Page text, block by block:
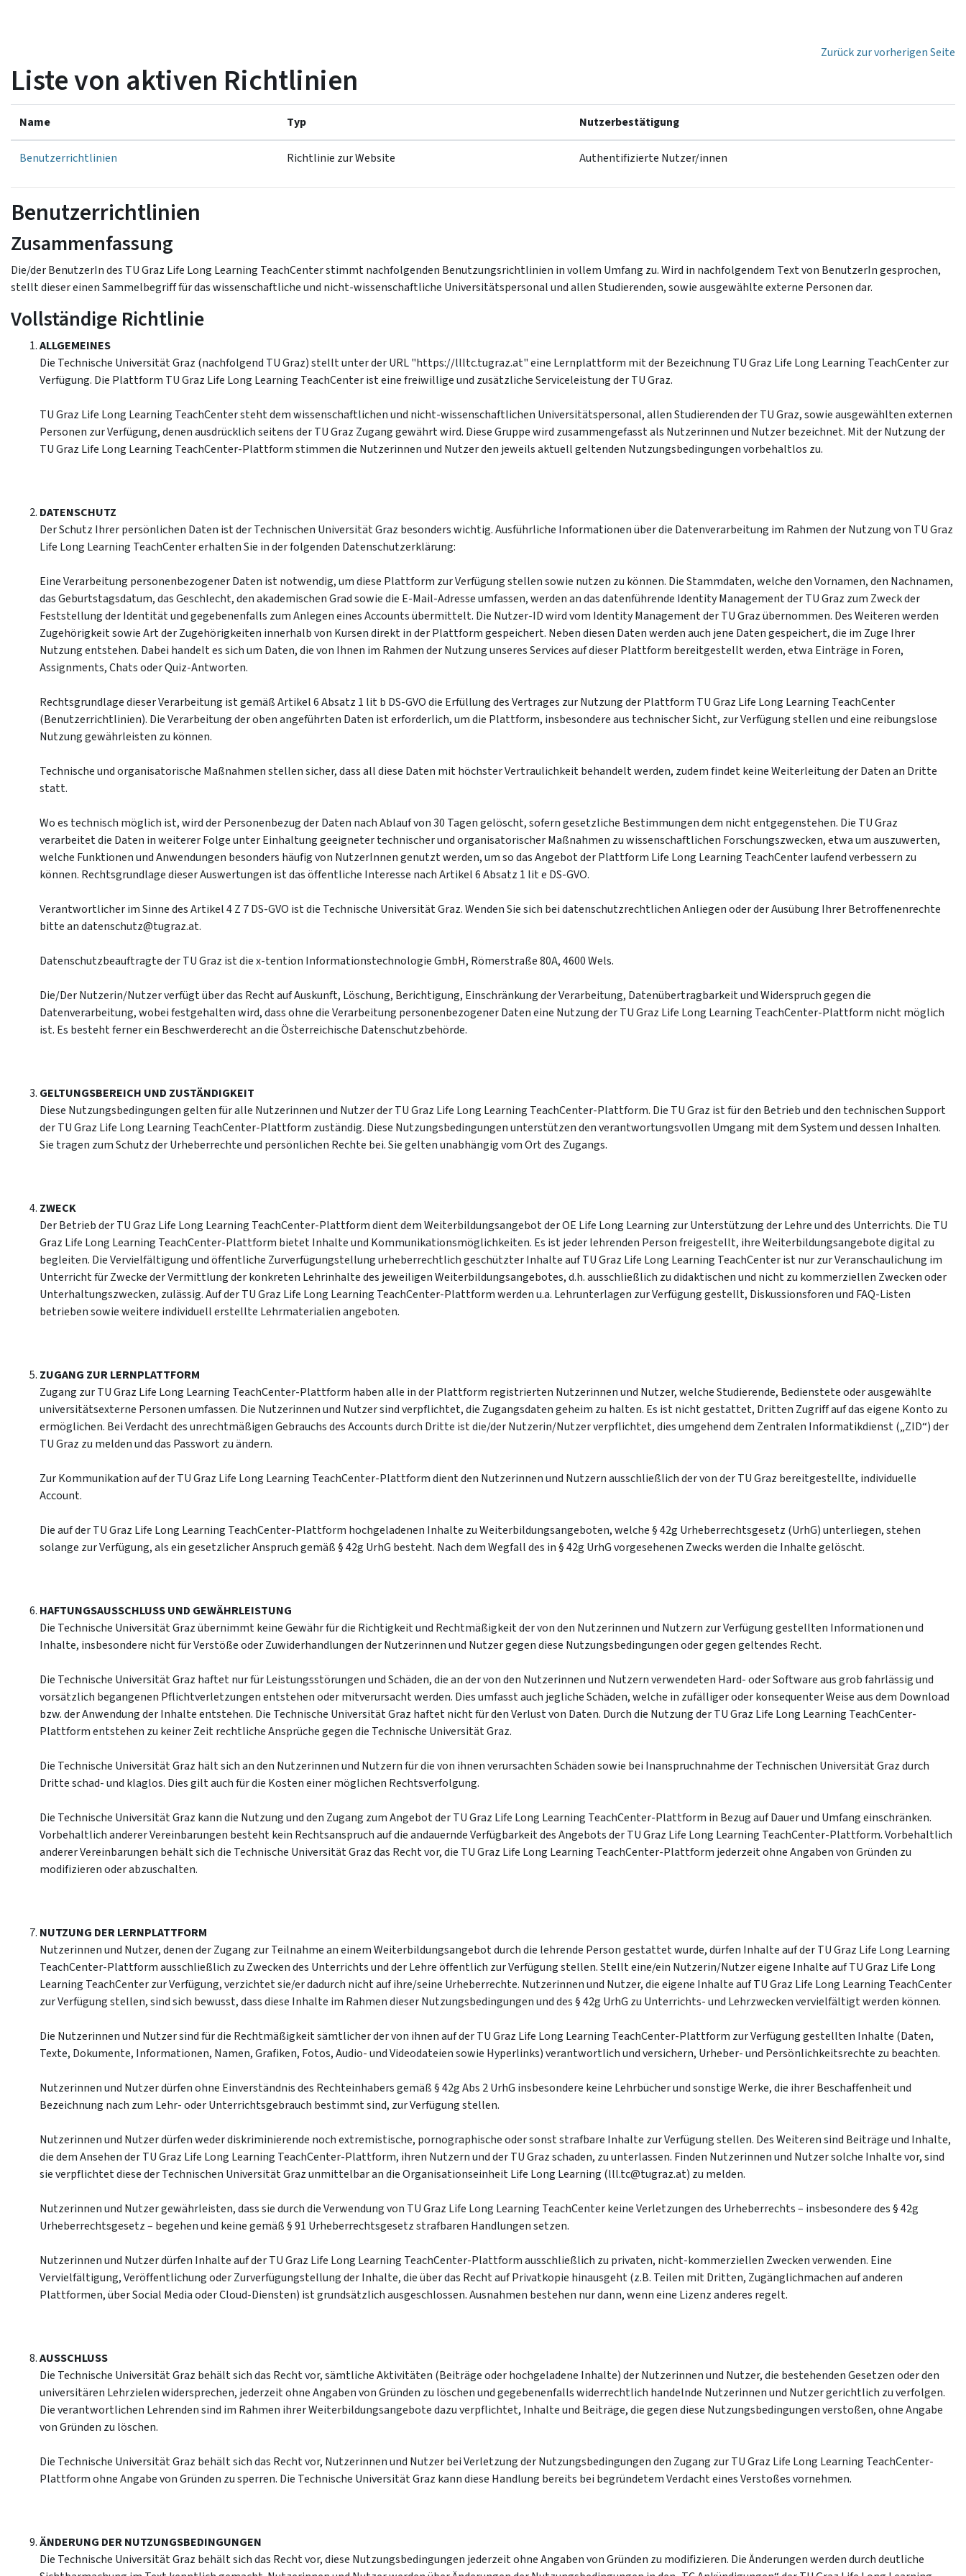
Zurück zur vorherigen Seite
Liste von aktiven Richtlinien
Name Typ Nutzerbestätigung
Benutzerrichtlinien Richtlinie zur Website Authentifizierte Nutzer/innen
Benutzerrichtlinien
Zusammenfassung
Die/der BenutzerIn des TU Graz Life Long Learning TeachCenter stimmt nachfolgenden Benutzungsrichtlinien in vollem Umfang zu. Wird in nachfolgendem Text von BenutzerIn gesprochen,
stellt dieser einen Sammelbegriff für das wissenschaftliche und nicht-wissenschaftliche Universitätspersonal und allen Studierenden, sowie ausgewählte externe Personen dar.
Vollständige Richtlinie
ALLGEMEINES
Die Technische Universität Graz (nachfolgend TU Graz) stellt unter der URL "https://llltc.tugraz.at" eine Lernplattform mit der Bezeichnung TU Graz Life Long Learning TeachCenter zur
Verfügung. Die Plattform TU Graz Life Long Learning TeachCenter ist eine freiwillige und zusätzliche Serviceleistung der TU Graz.
TU Graz Life Long Learning TeachCenter steht dem wissenschaftlichen und nicht-wissenschaftlichen Universitätspersonal, allen Studierenden der TU Graz, sowie ausgewählten externen
Personen zur Verfügung, denen ausdrücklich seitens der TU Graz Zugang gewährt wird. Diese Gruppe wird zusammengefasst als Nutzerinnen und Nutzer bezeichnet. Mit der Nutzung der
TU Graz Life Long Learning TeachCenter-Plattform stimmen die Nutzerinnen und Nutzer den jeweils aktuell geltenden Nutzungsbedingungen vorbehaltlos zu.
DATENSCHUTZ
Der Schutz Ihrer persönlichen Daten ist der Technischen Universität Graz besonders wichtig. Ausführliche Informationen über die Datenverarbeitung im Rahmen der Nutzung von TU Graz
Life Long Learning TeachCenter erhalten Sie in der folgenden Datenschutzerklärung:
Eine Verarbeitung personenbezogener Daten ist notwendig, um diese Plattform zur Verfügung stellen sowie nutzen zu können. Die Stammdaten, welche den Vornamen, den Nachnamen,
das Geburtstagsdatum, das Geschlecht, den akademischen Grad sowie die E-Mail-Adresse umfassen, werden an das datenführende Identity Management der TU Graz zum Zweck der
Feststellung der Identität und gegebenenfalls zum Anlegen eines Accounts übermittelt. Die Nutzer-ID wird vom Identity Management der TU Graz übernommen. Des Weiteren werden
Zugehörigkeit sowie Art der Zugehörigkeiten innerhalb von Kursen direkt in der Plattform gespeichert. Neben diesen Daten werden auch jene Daten gespeichert, die im Zuge Ihrer
Nutzung entstehen. Dabei handelt es sich um Daten, die von Ihnen im Rahmen der Nutzung unseres Services auf dieser Plattform bereitgestellt werden, etwa Einträge in Foren,
Assignments, Chats oder Quiz-Antworten.
Rechtsgrundlage dieser Verarbeitung ist gemäß Artikel 6 Absatz 1 lit b DS-GVO die Erfüllung des Vertrages zur Nutzung der Plattform TU Graz Life Long Learning TeachCenter
(Benutzerrichtlinien). Die Verarbeitung der oben angeführten Daten ist erforderlich, um die Plattform, insbesondere aus technischer Sicht, zur Verfügung stellen und eine reibungslose
Nutzung gewährleisten zu können.
Technische und organisatorische Maßnahmen stellen sicher, dass all diese Daten mit höchster Vertraulichkeit behandelt werden, zudem findet keine Weiterleitung der Daten an Dritte
statt.
Wo es technisch möglich ist, wird der Personenbezug der Daten nach Ablauf von 30 Tagen gelöscht, sofern gesetzliche Bestimmungen dem nicht entgegenstehen. Die TU Graz
verarbeitet die Daten in weiterer Folge unter Einhaltung geeigneter technischer und organisatorischer Maßnahmen zu wissenschaftlichen Forschungszwecken, etwa um auszuwerten,
welche Funktionen und Anwendungen besonders häufig von NutzerInnen genutzt werden, um so das Angebot der Plattform Life Long Learning TeachCenter laufend verbessern zu
können. Rechtsgrundlage dieser Auswertungen ist das öffentliche Interesse nach Artikel 6 Absatz 1 lit e DS-GVO.
Verantwortlicher im Sinne des Artikel 4 Z 7 DS-GVO ist die Technische Universität Graz. Wenden Sie sich bei datenschutzrechtlichen Anliegen oder der Ausübung Ihrer Betroffenenrechte
bitte an datenschutz@tugraz.at.
Datenschutzbeauftragte der TU Graz ist die x-tention Informationstechnologie GmbH, Römerstraße 80A, 4600 Wels.
Die/Der Nutzerin/Nutzer verfügt über das Recht auf Auskunft, Löschung, Berichtigung, Einschränkung der Verarbeitung, Datenübertragbarkeit und Widerspruch gegen die
Datenverarbeitung, wobei festgehalten wird, dass ohne die Verarbeitung personenbezogener Daten eine Nutzung der TU Graz Life Long Learning TeachCenter-Plattform nicht möglich
ist. Es besteht ferner ein Beschwerderecht an die Österreichische Datenschutzbehörde.
GELTUNGSBEREICH UND ZUSTÄNDIGKEIT
Diese Nutzungsbedingungen gelten für alle Nutzerinnen und Nutzer der TU Graz Life Long Learning TeachCenter-Plattform. Die TU Graz ist für den Betrieb und den technischen Support
der TU Graz Life Long Learning TeachCenter-Plattform zuständig. Diese Nutzungsbedingungen unterstützen den verantwortungsvollen Umgang mit dem System und dessen Inhalten.
Sie tragen zum Schutz der Urheberrechte und persönlichen Rechte bei. Sie gelten unabhängig vom Ort des Zugangs.
ZWECK
Der Betrieb der TU Graz Life Long Learning TeachCenter-Plattform dient dem Weiterbildungsangebot der OE Life Long Learning zur Unterstützung der Lehre und des Unterrichts. Die TU
Graz Life Long Learning TeachCenter-Plattform bietet Inhalte und Kommunikationsmöglichkeiten. Es ist jeder lehrenden Person freigestellt, ihre Weiterbildungsangebote digital zu
begleiten. Die Vervielfältigung und öffentliche Zurverfügungstellung urheberrechtlich geschützter Inhalte auf TU Graz Life Long Learning TeachCenter ist nur zur Veranschaulichung im
Unterricht für Zwecke der Vermittlung der konkreten Lehrinhalte des jeweiligen Weiterbildungsangebotes, d.h. ausschließlich zu didaktischen und nicht zu kommerziellen Zwecken oder
Unterhaltungszwecken, zulässig. Auf der TU Graz Life Long Learning TeachCenter-Plattform werden u.a. Lehrunterlagen zur Verfügung gestellt, Diskussionsforen und FAQ-Listen
betrieben sowie weitere individuell erstellte Lehrmaterialien angeboten.
ZUGANG ZUR LERNPLATTFORM
Zugang zur TU Graz Life Long Learning TeachCenter-Plattform haben alle in der Plattform registrierten Nutzerinnen und Nutzer, welche Studierende, Bedienstete oder ausgewählte
universitätsexterne Personen umfassen. Die Nutzerinnen und Nutzer sind verpflichtet, die Zugangsdaten geheim zu halten. Es ist nicht gestattet, Dritten Zugriff auf das eigene Konto zu
ermöglichen. Bei Verdacht des unrechtmäßigen Gebrauchs des Accounts durch Dritte ist die/der Nutzerin/Nutzer verpflichtet, dies umgehend dem Zentralen Informatikdienst („ZID“) der
TU Graz zu melden und das Passwort zu ändern.
Zur Kommunikation auf der TU Graz Life Long Learning TeachCenter-Plattform dient den Nutzerinnen und Nutzern ausschließlich der von der TU Graz bereitgestellte, individuelle
Account.
Die auf der TU Graz Life Long Learning TeachCenter-Plattform hochgeladenen Inhalte zu Weiterbildungsangeboten, welche § 42g Urheberrechtsgesetz (UrhG) unterliegen, stehen
solange zur Verfügung, als ein gesetzlicher Anspruch gemäß § 42g UrhG besteht. Nach dem Wegfall des in § 42g UrhG vorgesehenen Zwecks werden die Inhalte gelöscht.
HAFTUNGSAUSSCHLUSS UND GEWÄHRLEISTUNG
Die Technische Universität Graz übernimmt keine Gewähr für die Richtigkeit und Rechtmäßigkeit der von den Nutzerinnen und Nutzern zur Verfügung gestellten Informationen und
Inhalte, insbesondere nicht für Verstöße oder Zuwiderhandlungen der Nutzerinnen und Nutzer gegen diese Nutzungsbedingungen oder gegen geltendes Recht.
Die Technische Universität Graz haftet nur für Leistungsstörungen und Schäden, die an der von den Nutzerinnen und Nutzern verwendeten Hard- oder Software aus grob fahrlässig und
vorsätzlich begangenen Pflichtverletzungen entstehen oder mitverursacht werden. Dies umfasst auch jegliche Schäden, welche in zufälliger oder konsequenter Weise aus dem Download
bzw. der Anwendung der Inhalte entstehen. Die Technische Universität Graz haftet nicht für den Verlust von Daten. Durch die Nutzung der TU Graz Life Long Learning TeachCenter-
Plattform entstehen zu keiner Zeit rechtliche Ansprüche gegen die Technische Universität Graz.
Die Technische Universität Graz hält sich an den Nutzerinnen und Nutzern für die von ihnen verursachten Schäden sowie bei Inanspruchnahme der Technischen Universität Graz durch
Dritte schad- und klaglos. Dies gilt auch für die Kosten einer möglichen Rechtsverfolgung.
Die Technische Universität Graz kann die Nutzung und den Zugang zum Angebot der TU Graz Life Long Learning TeachCenter-Plattform in Bezug auf Dauer und Umfang einschränken.
Vorbehaltlich anderer Vereinbarungen besteht kein Rechtsanspruch auf die andauernde Verfügbarkeit des Angebots der TU Graz Life Long Learning TeachCenter-Plattform. Vorbehaltlich
anderer Vereinbarungen behält sich die Technische Universität Graz das Recht vor, die TU Graz Life Long Learning TeachCenter-Plattform jederzeit ohne Angaben von Gründen zu
modifizieren oder abzuschalten.
NUTZUNG DER LERNPLATTFORM
Nutzerinnen und Nutzer, denen der Zugang zur Teilnahme an einem Weiterbildungsangebot durch die lehrende Person gestattet wurde, dürfen Inhalte auf der TU Graz Life Long Learning
TeachCenter-Plattform ausschließlich zu Zwecken des Unterrichts und der Lehre öffentlich zur Verfügung stellen. Stellt eine/ein Nutzerin/Nutzer eigene Inhalte auf TU Graz Life Long
Learning TeachCenter zur Verfügung, verzichtet sie/er dadurch nicht auf ihre/seine Urheberrechte. Nutzerinnen und Nutzer, die eigene Inhalte auf TU Graz Life Long Learning TeachCenter
zur Verfügung stellen, sind sich bewusst, dass diese Inhalte im Rahmen dieser Nutzungsbedingungen und des § 42g UrhG zu Unterrichts- und Lehrzwecken vervielfältigt werden können.
Die Nutzerinnen und Nutzer sind für die Rechtmäßigkeit sämtlicher der von ihnen auf der TU Graz Life Long Learning TeachCenter-Plattform zur Verfügung gestellten Inhalte (Daten,
Texte, Dokumente, Informationen, Namen, Grafiken, Fotos, Audio- und Videodateien sowie Hyperlinks) verantwortlich und versichern, Urheber- und Persönlichkeitsrechte zu beachten.
Nutzerinnen und Nutzer dürfen ohne Einverständnis des Rechteinhabers gemäß § 42g Abs 2 UrhG insbesondere keine Lehrbücher und sonstige Werke, die ihrer Beschaffenheit und
Bezeichnung nach zum Lehr- oder Unterrichtsgebrauch bestimmt sind, zur Verfügung stellen.
Nutzerinnen und Nutzer dürfen weder diskriminierende noch extremistische, pornographische oder sonst strafbare Inhalte zur Verfügung stellen. Des Weiteren sind Beiträge und Inhalte,
die dem Ansehen der TU Graz Life Long Learning TeachCenter-Plattform, ihren Nutzern und der TU Graz schaden, zu unterlassen. Finden Nutzerinnen und Nutzer solche Inhalte vor, sind
sie verpflichtet diese der Technischen Universität Graz unmittelbar an die Organisationseinheit Life Long Learning (lll.tc@tugraz.at) zu melden.
Nutzerinnen und Nutzer gewährleisten, dass sie durch die Verwendung von TU Graz Life Long Learning TeachCenter keine Verletzungen des Urheberrechts – insbesondere des § 42g
Urheberrechtsgesetz – begehen und keine gemäß § 91 Urheberrechtsgesetz strafbaren Handlungen setzen.
Nutzerinnen und Nutzer dürfen Inhalte auf der TU Graz Life Long Learning TeachCenter-Plattform ausschließlich zu privaten, nicht-kommerziellen Zwecken verwenden. Eine
Vervielfältigung, Veröffentlichung oder Zurverfügungstellung der Inhalte, die über das Recht auf Privatkopie hinausgeht (z.B. Teilen mit Dritten, Zugänglichmachen auf anderen
Plattformen, über Social Media oder Cloud-Diensten) ist grundsätzlich ausgeschlossen. Ausnahmen bestehen nur dann, wenn eine Lizenz anderes regelt.
AUSSCHLUSS
Die Technische Universität Graz behält sich das Recht vor, sämtliche Aktivitäten (Beiträge oder hochgeladene Inhalte) der Nutzerinnen und Nutzer, die bestehenden Gesetzen oder den
universitären Lehrzielen widersprechen, jederzeit ohne Angaben von Gründen zu löschen und gegebenenfalls widerrechtlich handelnde Nutzerinnen und Nutzer gerichtlich zu verfolgen.
Die verantwortlichen Lehrenden sind im Rahmen ihrer Weiterbildungsangebote dazu verpflichtet, Inhalte und Beiträge, die gegen diese Nutzungsbedingungen verstoßen, ohne Angabe
von Gründen zu löschen.
Die Technische Universität Graz behält sich das Recht vor, Nutzerinnen und Nutzer bei Verletzung der Nutzungsbedingungen den Zugang zur TU Graz Life Long Learning TeachCenter-
Plattform ohne Angabe von Gründen zu sperren. Die Technische Universität Graz kann diese Handlung bereits bei begründetem Verdacht eines Verstoßes vornehmen.
ÄNDERUNG DER NUTZUNGSBEDINGUNGEN
Die Technische Universität Graz behält sich das Recht vor, diese Nutzungsbedingungen jederzeit ohne Angaben von Gründen zu modifizieren. Die Änderungen werden durch deutliche